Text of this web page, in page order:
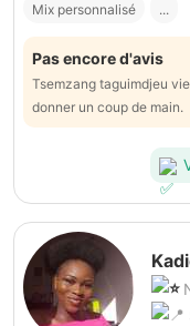
Mix personnalisé ...
Pas encore d'avis
Tsemzang taguimdjeu
donner un coup de main.